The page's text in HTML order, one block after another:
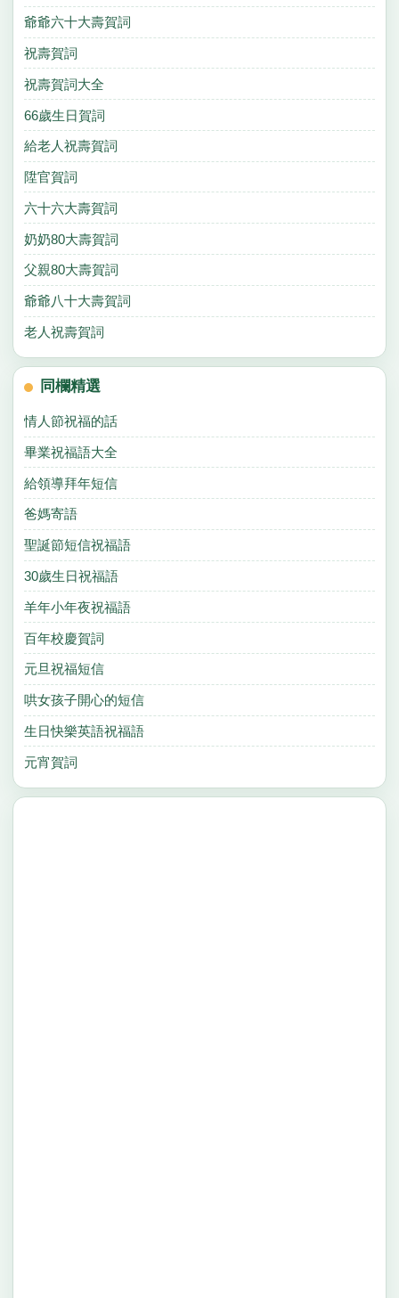
爺爺六十大壽賀詞
祝壽賀詞
祝壽賀詞大全
66歲生日賀詞
給老人祝壽賀詞
陞官賀詞
六十六大壽賀詞
奶奶80大壽賀詞
父親80大壽賀詞
爺爺八十大壽賀詞
老人祝壽賀詞
同欄精選
情人節祝福的話
畢業祝福語大全
給領導拜年短信
爸媽寄語
聖誕節短信祝福語
30歲生日祝福語
羊年小年夜祝福語
百年校慶賀詞
元旦祝福短信
哄女孩子開心的短信
生日快樂英語祝福語
元宵賀詞